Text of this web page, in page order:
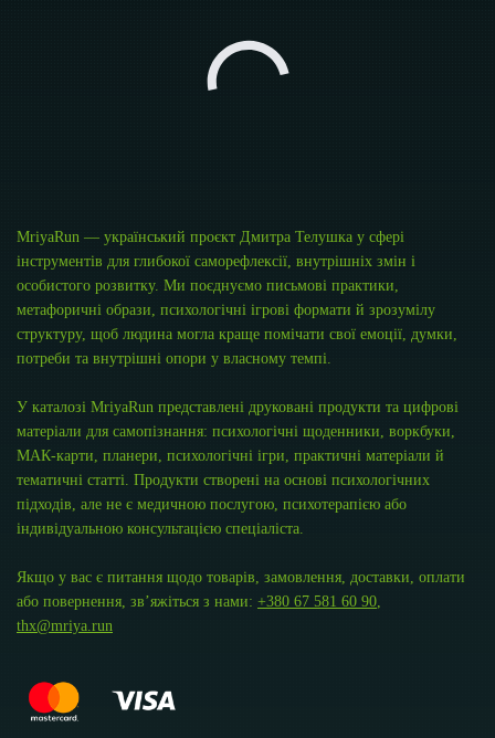
MriyaRun — український проєкт Дмитра Телушка у сфері
інструментів для глибокої саморефлексії, внутрішніх змін і
особистого розвитку. Ми поєднуємо письмові практики,
метафоричні образи, психологічні ігрові формати й зрозумілу
структуру, щоб людина могла краще помічати свої емоції, думки,
потреби та внутрішні опори у власному темпі.
У каталозі MriyaRun представлені друковані продукти та цифрові
матеріали для самопізнання: психологічні щоденники, воркбуки,
МАК-карти, планери, психологічні ігри, практичні матеріали й
тематичні статті. Продукти створені на основі психологічних
підходів, але не є медичною послугою, психотерапією або
індивідуальною консультацією спеціаліста.
Якщо у вас є питання щодо товарів, замовлення, доставки, оплати
або повернення, зв’яжіться з нами: +380 67 581 60 90,
thx@mriya.run